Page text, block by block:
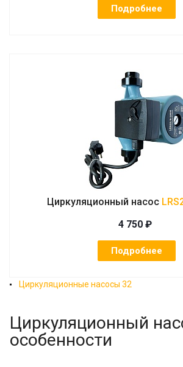
Подробнее
Циркуляционный насос
4 750 ₽
Подробнее
Циркуляционные насосы 32
Циркуляционный
особенности